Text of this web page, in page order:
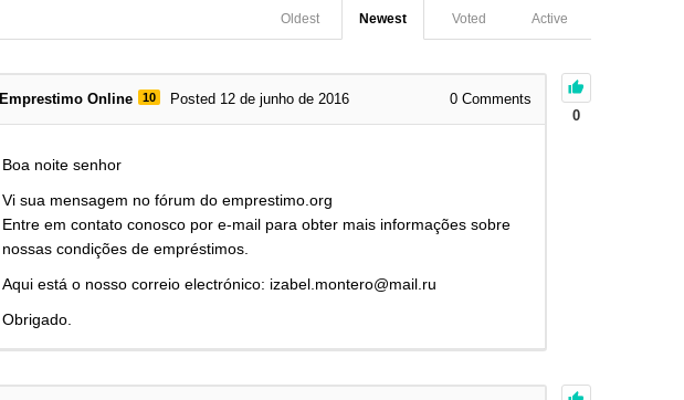
Active
Voted
Newest
Oldest
0
Emprestimo Online 10 Posted 12 de junho de 2016 0 Comments
Boa noite senhor
Vi sua mensagem no fórum do emprestimo.org
Entre em contato conosco por e-mail para obter mais informações sobre
nossas condições de empréstimos.
Aqui está o nosso correio electrónico: izabel.montero@mail.ru
Obrigado.